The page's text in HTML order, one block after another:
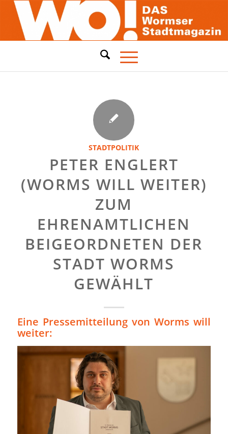
STADTPOLITIK
PETER ENGLERT
(WORMS WILL WEITER)
ZUM
EHRENAMTLICHEN
BEIGEORDNETEN DER
STADT WORMS
GEWÄHLT
Eine Pressemitteilung von Worms will
weiter: